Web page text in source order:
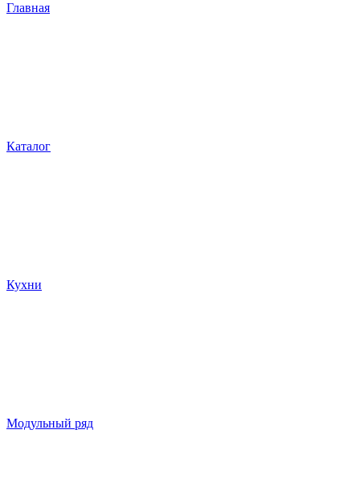
Главная
Каталог
Кухни
Модульный ряд